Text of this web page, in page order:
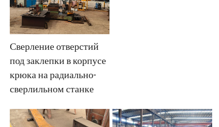
Сверление отверстий
под заклепки в корпусе
крюка на радиально-
сверлильном станке